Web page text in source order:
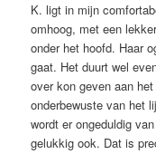
K. ligt in mijn
omhoog, met een
onder het hoofd. Haar
gaat. Het duurt wel
over kon geven aan
onderbewuste van het
wordt er ongeduldig
gelukkig ook. Dat is